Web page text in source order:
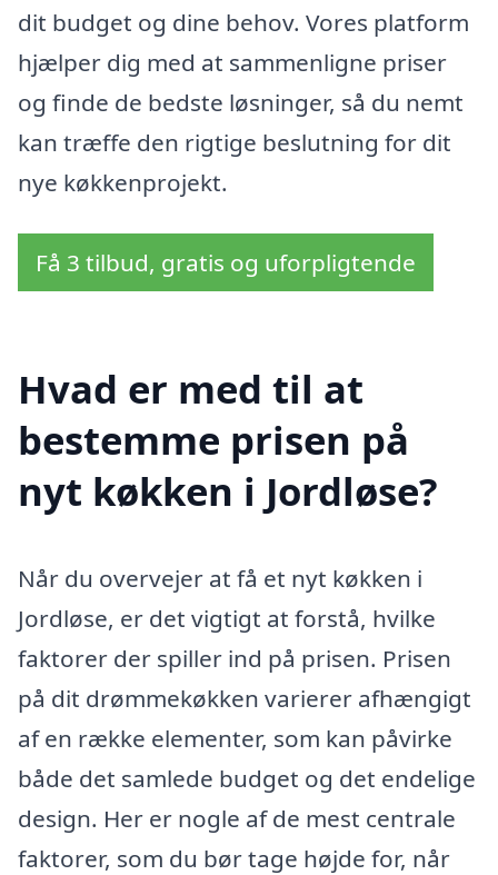
dit budget og dine behov. Vores platform
hjælper dig med at sammenligne priser
og finde de bedste løsninger, så du nemt
kan træffe den rigtige beslutning for dit
nye køkkenprojekt.
Få 3 tilbud, gratis og uforpligtende
Hvad er med til at
bestemme prisen på
nyt køkken i Jordløse?
Når du overvejer at få et nyt køkken i
Jordløse, er det vigtigt at forstå, hvilke
faktorer der spiller ind på prisen. Prisen
på dit drømmekøkken varierer afhængigt
af en række elementer, som kan påvirke
både det samlede budget og det endelige
design. Her er nogle af de mest centrale
faktorer, som du bør tage højde for, når